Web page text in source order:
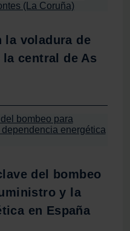
en la Declaración
usan para personalizar
compartimos
del sitio web con
con otra información
hayan recopilado a
la voladura de
central de As
del bombeo
y la
en España